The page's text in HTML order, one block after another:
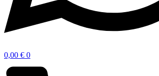
0,00 € 0